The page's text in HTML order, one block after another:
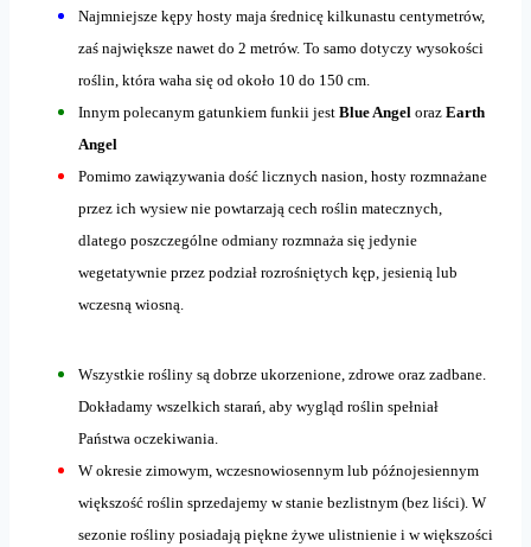
Najmniejsze kępy hosty maja średnicę kilkunastu centymetrów,
zaś największe nawet do 2 metrów. To samo dotyczy wysokości
roślin, która waha się od około 10 do 150 cm.
Innym polecanym gatunkiem funkii jest Blue Angel oraz Earth
Angel
Pomimo zawiązywania dość licznych nasion, hosty rozmnażane
przez ich wysiew nie powtarzają cech roślin matecznych,
dlatego poszczególne odmiany rozmnaża się jedynie
wegetatywnie przez podział rozrośniętych kęp, jesienią lub
wczesną wiosną.
Wszystkie rośliny są dobrze ukorzenione, zdrowe oraz zadbane.
Dokładamy wszelkich starań, aby wygląd roślin spełniał
Państwa oczekiwania.
W okresie zimowym, wczesnowiosennym lub późnojesiennym
większość roślin sprzedajemy w stanie bezlistnym (bez liści). W
sezonie rośliny posiadają piękne żywe ulistnienie i w większości